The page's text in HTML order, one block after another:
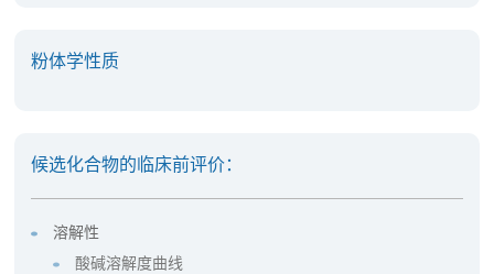
粉体学性质
候选化合物的临床前评价：
溶解性
酸碱溶解度曲线